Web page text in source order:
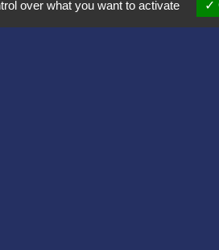
over what you want to activate